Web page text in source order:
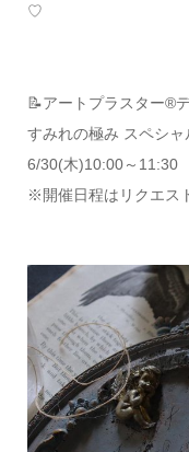
♡
📝アートプラスター®
すみれの極み スペシャ
6/30(木)10:00～11:30
※開催日程はリクエス